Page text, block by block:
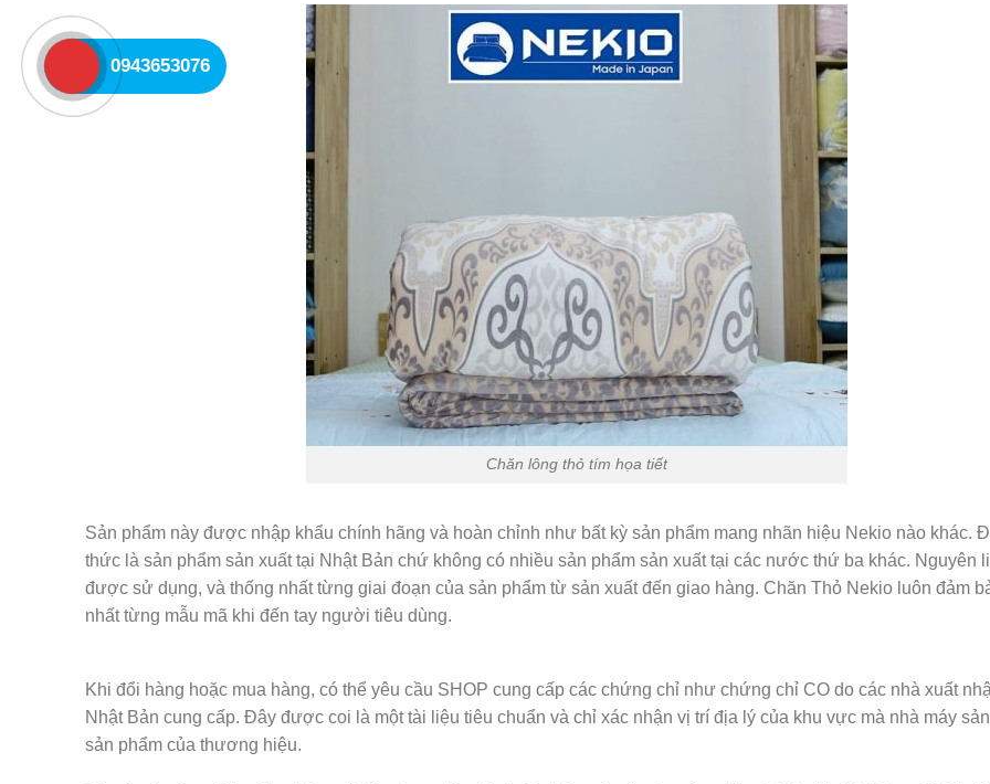
Chăn lông thỏ tím họa tiết
Sản phẩm này được nhập khẩu chính hãng và hoàn chỉnh như bất kỳ sản phẩm mang nhãn hiệu Nekio nào khác.
thức là sản phẩm sản xuất tại Nhật Bản chứ không có nhiều sản phẩm sản xuất tại các nước thứ ba khác. Nguyên
được sử dụng, và thống nhất từng giai đoạn của sản phẩm từ sản xuất đến giao hàng. Chăn Thỏ Nekio luôn đảm
nhất từng mẫu mã khi đến tay người tiêu dùng.
Khi đổi hàng hoặc mua hàng, có thể yêu cầu SHOP cung cấp các chứng chỉ như chứng chỉ CO do các nhà xuất
Nhật Bản cung cấp. Đây được coi là một tài liệu tiêu chuẩn và chỉ xác nhận vị trí địa lý của khu vực mà nhà máy
sản phẩm của thương hiệu.
0943653076